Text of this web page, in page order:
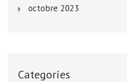
octobre 2023
Categories